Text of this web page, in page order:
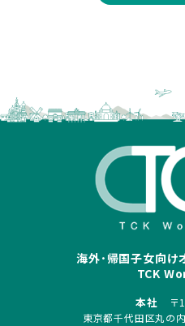
海外･帰国子女向け
TCK
本社
〒
東京都千代田区丸の